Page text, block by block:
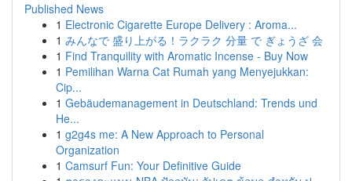
Published News
1 Electronic Cigarette Europe Delivery : Aroma...
1 みんなで 盛り上がる！ラクラク 分量 で ぎょうざ 会
1 Find Tranquility with Aromatic Incense - Buy Now
1 Pemilihan Warna Cat Rumah yang Menyejukkan:
Cip...
1 Gebäudemanagement in Deutschland: Trends und
He...
1 g2g4s me: A New Approach to Personal
Organization
1 Camsurf Fun: Your Definitive Guide